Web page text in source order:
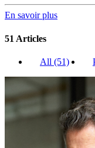
En savoir plus
51 Articles
All (51)